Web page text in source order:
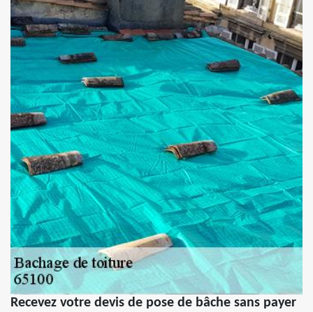
Recevez votre devis de pose de bâche sans payer